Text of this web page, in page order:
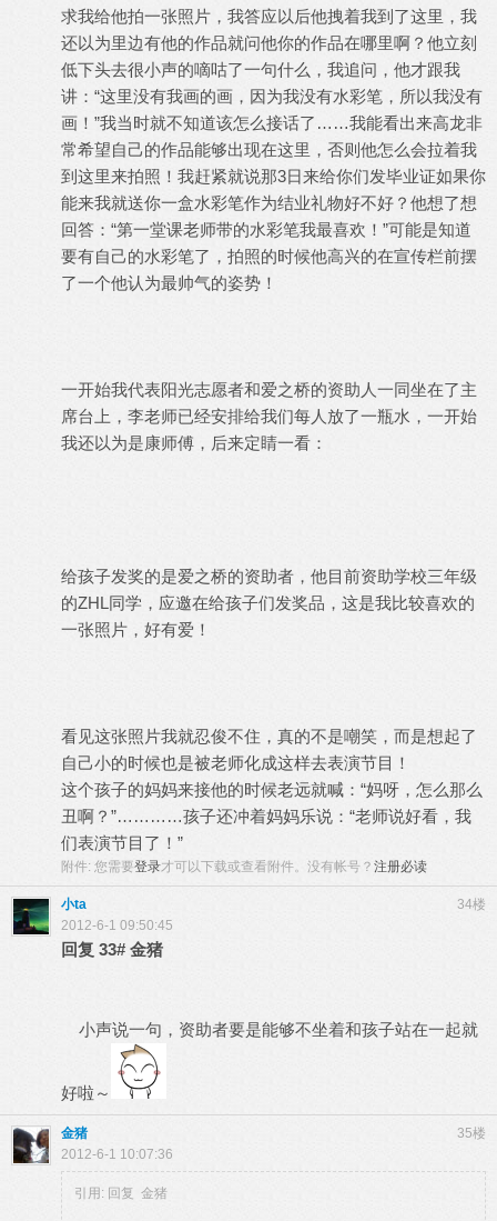
求我给他拍一张照片，我答应以后他拽着我到了这里，我
还以为里边有他的作品就问他你的作品在哪里啊？他立刻
低下头去很小声的嘀咕了一句什么，我追问，他才跟我
讲：“这里没有我画的画，因为我没有水彩笔，所以我没有
画！”我当时就不知道该怎么接话了……我能看出来高龙非
常希望自己的作品能够出现在这里，否则他怎么会拉着我
到这里来拍照！我赶紧就说那3日来给你们发毕业证如果你
能来我就送你一盒水彩笔作为结业礼物好不好？他想了想
回答：“第一堂课老师带的水彩笔我最喜欢！”可能是知道
要有自己的水彩笔了，拍照的时候他高兴的在宣传栏前摆
了一个他认为最帅气的姿势！
一开始我代表阳光志愿者和爱之桥的资助人一同坐在了主
席台上，李老师已经安排给我们每人放了一瓶水，一开始
我还以为是康师傅，后来定睛一看：
给孩子发奖的是爱之桥的资助者，他目前资助学校三年级
的ZHL同学，应邀在给孩子们发奖品，这是我比较喜欢的
一张照片，好有爱！
看见这张照片我就忍俊不住，真的不是嘲笑，而是想起了
自己小的时候也是被老师化成这样去表演节目！
这个孩子的妈妈来接他的时候老远就喊：“妈呀，怎么那么
丑啊？”…………孩子还冲着妈妈乐说：“老师说好看，我
们表演节目了！”
附件: 您需要登录才可以下载或查看附件。没有帐号？ 注册必读
34楼
小ta
2012-6-1 09:50:45
回复 33# 金猪
小声说一句，资助者要是能够不坐着和孩子站在一起就
好啦～
35楼
金猪
2012-6-1 10:07:36
引用: 回复 金猪